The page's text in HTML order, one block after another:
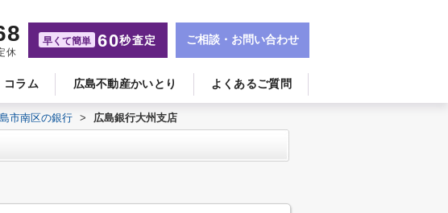
コラム 広島不動産かいとり よくあるご質問
休
早くて簡単 60秒査定 ご相談・お問い合わせ
市南区の銀行 > 広島銀行大州支店